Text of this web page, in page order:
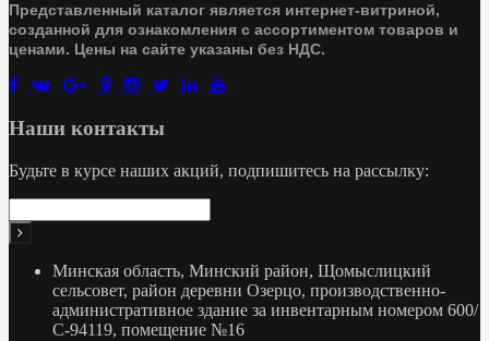
Представленный каталог является интернет-витриной,
созданной для ознакомления с ассортиментом товаров и
ценами. Цены на сайте указаны без НДС.
Наши контакты
Будьте в курсе наших акций, подпишитесь на рассылку:
Минская область, Минский район, Щомыслицкий
сельсовет, район деревни Озерцо, производственно-
административное здание за инвентарным номером 600/
С-94119, помещение №16